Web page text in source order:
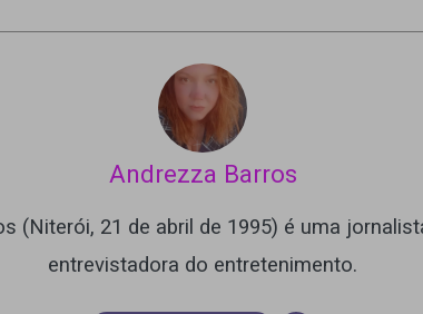
Andrezza Barros
(Niterói, 21 de abril de 1995) é uma
entrevistadora do entretenimento.